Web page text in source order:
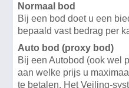
Normaal bod
Bij een bod doet u een
bepaald vast bedrag per
Auto bod (proxy bod)
Bij een Autobod (ook wel
aan welke prijs u
te betalen. Het Veiling-